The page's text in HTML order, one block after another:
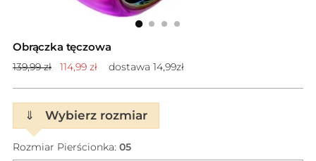
Obrączka tęczowa
Cena
139,99 zł 114,99 zł dostawa 14,99zł
⇓ Wybierz rozmiar
Rozmiar Pierścionka: 05